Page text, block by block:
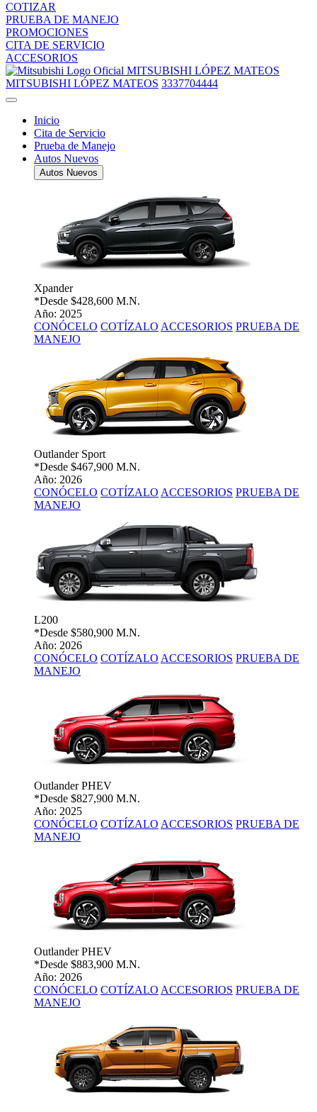
COTIZAR
PRUEBA DE MANEJO
PROMOCIONES
CITA DE SERVICIO
ACCESORIOS
MITSUBISHI LÓPEZ MATEOS
MITSUBISHI LÓPEZ MATEOS 3337704444
Inicio
Cita de Servicio
Prueba de Manejo
Autos Nuevos
Autos Nuevos
Xpander
*Desde $428,600 M.N.
Año: 2025
CONÓCELO COTÍZALO ACCESORIOS PRUEBA DE
MANEJO
Outlander Sport
*Desde $467,900 M.N.
Año: 2026
CONÓCELO COTÍZALO ACCESORIOS PRUEBA DE
MANEJO
L200
*Desde $580,900 M.N.
Año: 2026
CONÓCELO COTÍZALO ACCESORIOS PRUEBA DE
MANEJO
Outlander PHEV
*Desde $827,900 M.N.
Año: 2025
CONÓCELO COTÍZALO ACCESORIOS PRUEBA DE
MANEJO
Outlander PHEV
*Desde $883,900 M.N.
Año: 2026
CONÓCELO COTÍZALO ACCESORIOS PRUEBA DE
MANEJO